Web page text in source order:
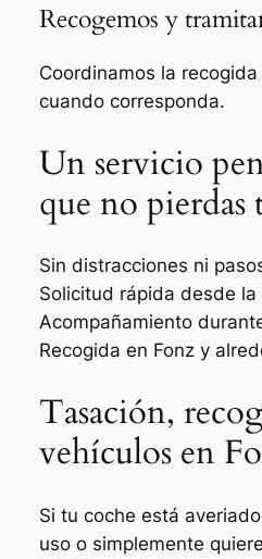
Recogemos y
Coordinamos la
cuando corresponda.
Un servicio
que no pierdas
Sin distracciones ni
Solicitud rápida desde la
Acompañamiento
Recogida en Fonz y
Tasación,
vehículos en
Si tu coche está
uso o simplemente